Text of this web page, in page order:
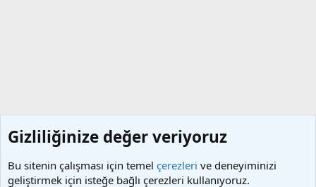
Gizliliğinize değer veriyoruz
Bu sitenin çalışması için temel çerezleri ve deneyiminizi
geliştirmek için isteğe bağlı çerezleri kullanıyoruz.